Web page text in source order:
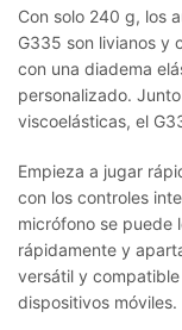
Con solo 240 g, los
G335 son livianos y
con una diadema
personalizado.
viscoelásticas, el
Empieza a jugar
con los controles
micrófono se puede
rápidamente y
versátil y
dispositivos móviles.